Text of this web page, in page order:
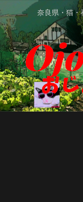
奈良県・猫